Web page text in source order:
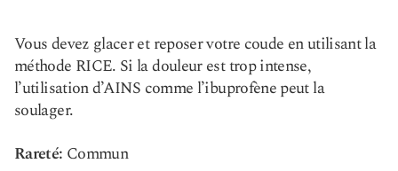
Vous devez glacer et reposer votre coude en utilisant la
méthode RICE. Si la douleur est trop intense,
l’utilisation d’AINS comme l’ibuprofène peut la
soulager.
Rareté: Commun